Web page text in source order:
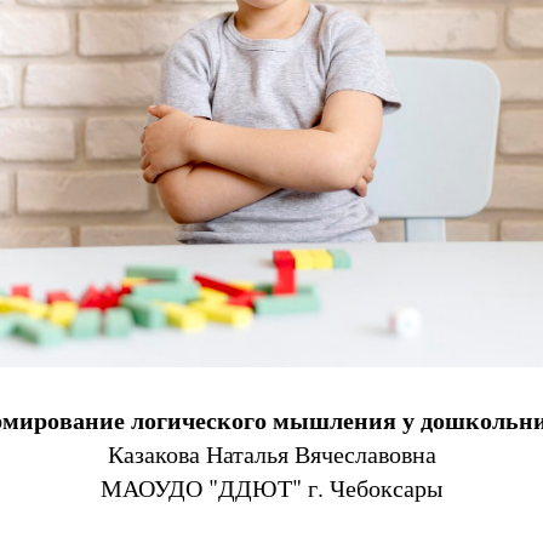
логического мышления у
Казакова Наталья Вячеславовна
МАОУДО "ДДЮТ" г. Чебоксары